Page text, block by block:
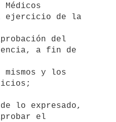
ejercicio de la
del
a fin de
y los
lo expresado,
el